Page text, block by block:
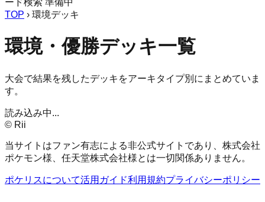
ード検索 準備中
TOP › 環境デッキ
環境・優勝デッキ一覧
大会で結果を残したデッキをアーキタイプ別にまとめていま
す。
読み込み中...
© Rii
当サイトはファン有志による非公式サイトであり、株式会社
ポケモン様、任天堂株式会社様とは一切関係ありません。
ポケリスについて活用ガイド利用規約プライバシーポリシー